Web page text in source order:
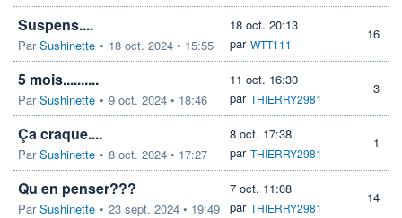
Suspens....
ParSushinette • 18 oct. 2024 • 15:55
18 oct. 20:13
par WTT111
16
5 mois..........
ParSushinette • 9 oct. 2024 • 18:46
11 oct. 16:30
par THIERRY2981
3
Ça craque....
ParSushinette • 8 oct. 2024 • 17:27
8 oct. 17:38
par THIERRY2981
1
Qu en penser???
ParSushinette • 23 sept. 2024 • 19:49
7 oct. 11:08
par THIERRY2981
14